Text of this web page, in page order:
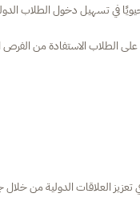
في تسهيل دخول الطلاب
الطلاب الاستفادة من الفرص
تعزيز العلاقات الدولية من